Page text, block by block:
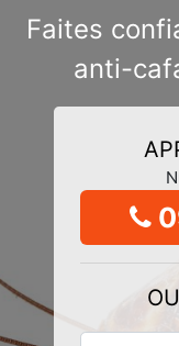
Faites
anti-